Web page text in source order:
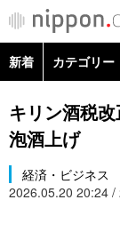
カテゴリー
新着 カテゴリー
政治・外交
経済・ビジネス
国際・海外
キリン酒税
泡酒上げ
経済・ビジネス
2026.05.20 20:24